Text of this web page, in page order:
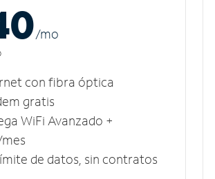
/mo
con fibra óptica
gratis
WiFi Avanzado +
de datos, sin contratos